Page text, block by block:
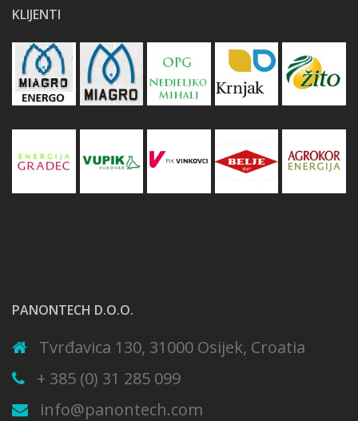
KLIJENTI
PANONTECH D.O.O.
Tvrđavica 130, 31000 Osijek, Croatia
+ 385 (0) 31 285 099
info@panontech.com